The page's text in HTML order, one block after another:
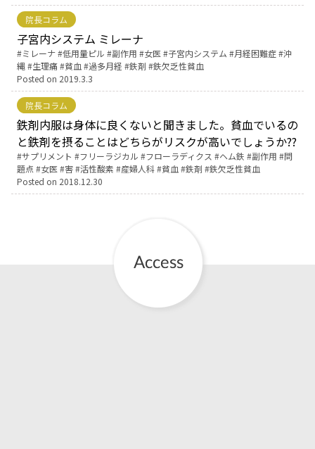
院長コラム
子宮内システム ミレーナ
Tags:
ミレーナ 低用量ピル 副作用 女医 子宮内システム 月経困難症 沖
縄
生理痛 貧血 過多月経 鉄剤
鉄欠乏性貧血
Posted on 2019.3.3
院長コラム
鉄剤内服は身体に良くないと聞きました。貧血でいるの
と鉄剤を摂ることはどちらがリスクが高いでしょうか??
Tags:
サプリメント フリーラジカル フローラディクス ヘム鉄 副作用
問
題点
女医 害 活性酸素 産婦人科 貧血 鉄剤
鉄欠乏性貧血
Posted on 2018.12.30